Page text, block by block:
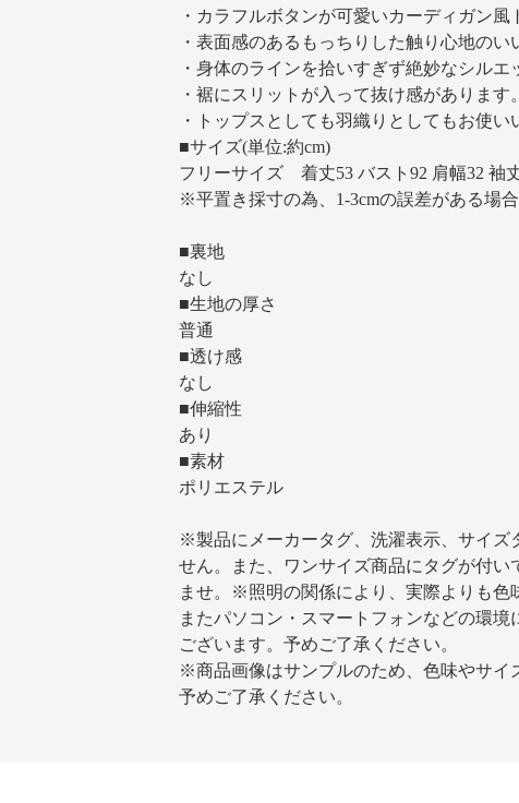
・カラフルボタンが可愛いカーディガン風
・表面感のあるもっちりした触り心地のい
・身体のラインを拾いすぎず絶妙なシルエ
・裾にスリットが入って抜け感があります。
・トップスとしても羽織りとしてもお使い
■サイズ(単位:約cm)
フリーサイズ 着丈53 バスト92 肩幅32 袖丈
※平置き採寸の為、1-3cmの誤差がある場
■裏地
なし
■生地の厚さ
普通
■透け感
なし
■伸縮性
あり
■素材
ポリエステル
※製品にメーカータグ、洗濯表示、サイズ
せん。また、ワンサイズ商品にタグが付
ませ。※照明の関係により、実際よりも色
またパソコン・スマートフォンなどの環
ございます。予めご了承ください。
※商品画像はサンプルのため、色味やサイ
予めご了承ください。